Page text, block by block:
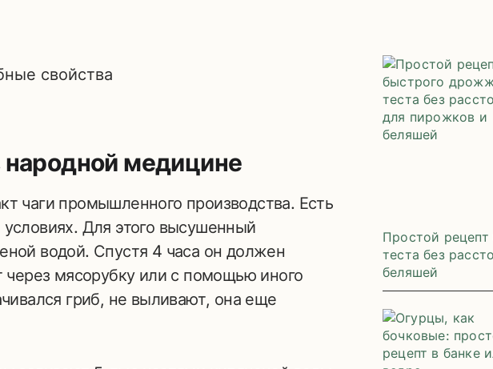
медицине
чаги промышленного производства. Есть
Для этого высушенный
водой. Спустя 4 часа он должен
через мясорубку или с помощью иного
гриб, не выливают, она еще
Простой
теста без
беляшей